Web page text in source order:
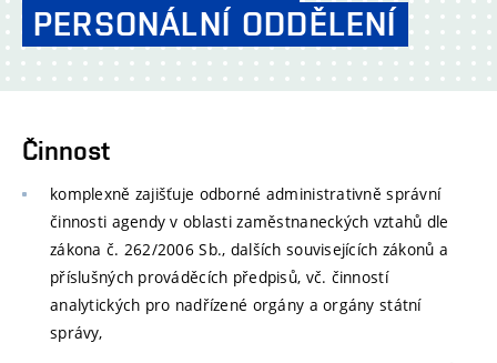
PERSONÁLNÍ ODDĚLENÍ
Činnost
komplexně zajišťuje odborné administrativně správní
činnosti agendy v oblasti zaměstnaneckých vztahů dle
zákona č. 262/2006 Sb., dalších souvisejících zákonů a
příslušných prováděcích předpisů, vč. činností
analytických pro nadřízené orgány a orgány státní
správy,